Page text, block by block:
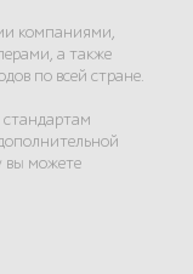
компаниями,
а также
по всей стране.
стандартам
вы можете